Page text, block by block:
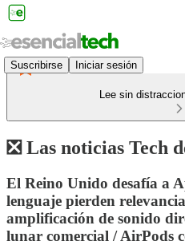
Suscribirse Iniciar sesión
Lee sin
❎ Las noticias Tech
El Reino Unido desafía a
lenguaje pierden
amplificación de sonido
lunar comercial / AirPods